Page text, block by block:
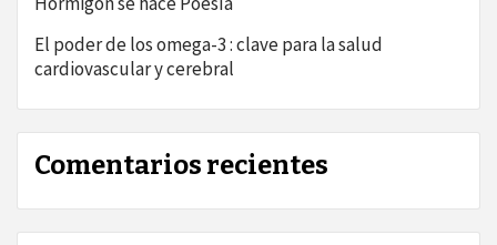
El poder de los omega-3 : clave para la salud
cardiovascular y cerebral
Comentarios recientes